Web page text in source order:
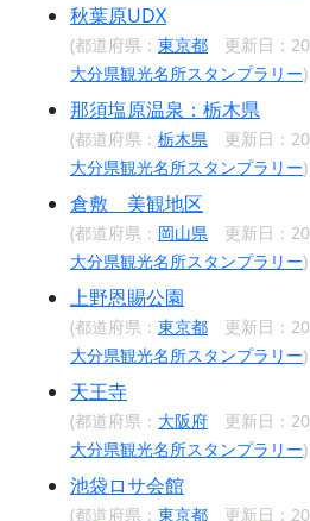
秋葉原UDX
(都道府県： 東京都 更新日：
大分県観光名所スタンプラリー)
那須塩原温泉：栃木県
(都道府県： 栃木県 更新日：
大分県観光名所スタンプラリー)
倉敷 美観地区
(都道府県： 岡山県 更新日：
大分県観光名所スタンプラリー)
上野恩賜公園
(都道府県： 東京都 更新日：
大分県観光名所スタンプラリー)
天王寺
(都道府県： 大阪府 更新日：
大分県観光名所スタンプラリー)
池袋ロサ会館
(都道府県： 東京都 更新日：